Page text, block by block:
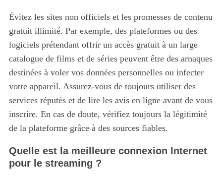
Évitez les sites non officiels et les promesses de contenu
gratuit illimité. Par exemple, des plateformes ou des
logiciels prétendant offrir un accès gratuit à un large
catalogue de films et de séries peuvent être des arnaques
destinées à voler vos données personnelles ou infecter
votre appareil. Assurez-vous de toujours utiliser des
services réputés et de lire les avis en ligne avant de vous
inscrire. En cas de doute, vérifiez toujours la légitimité
de la plateforme grâce à des sources fiables.
Quelle est la meilleure connexion Internet
pour le streaming ?